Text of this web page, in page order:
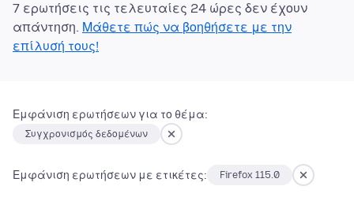
7 ερωτήσεις τις τελευταίες 24 ώρες δεν έχουν
απάντηση. Μάθετε πώς να βοηθήσετε με την
επίλυσή τους!
Εμφάνιση ερωτήσεων για το θέμα:
Συγχρονισμός δεδομένων
Εμφάνιση ερωτήσεων με ετικέτες: Firefox 115.0